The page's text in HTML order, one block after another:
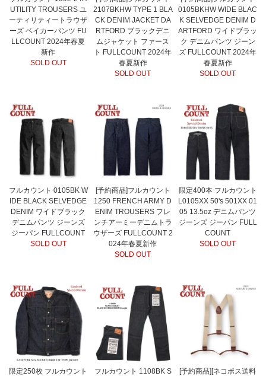
UTILITY TROUSERS ユ
ーティリティートラウザ
ーズ ベイカーパンツ FU
LLCOUNT 2024年春夏
新作
SOLD OUT
2107BKHW TYPE 1 BLA
CK DENIM JACKET DA
RTFORD ブラックデニ
ムジャケット ファース
ト FULLCOUNT 2024年
春夏新作
SOLD OUT
0105BKHW WIDE BLAC
K SELVEDGE DENIM D
ARTFORD ワイドブラッ
ク デニムパンツ ジーン
ズ FULLCOUNT 2024年
春夏新作
SOLD OUT
フルカウント 0105BK W
IDE BLACK SELVEDGE
DENIM ワイドブラック
デニムパンツ ジーンズ
ジーパン FULLCOUNT
SOLD OUT
[予約商品]フルカウント
1250 FRENCH ARMY D
ENIM TROUSERS フレ
ンチアーミーデニムトラ
ウザーズ FULLCOUNT 2
024年春夏新作
SOLD OUT
限定400本 フルカウント
L0105XX 50's 501XX 01
05 13.5oz デニムパンツ
ジーンズ ジーパン FULL
COUNT
SOLD OUT
限定250枚 フルカウント
フルカウント 1108BK S
[予約商品][ネコポス送料